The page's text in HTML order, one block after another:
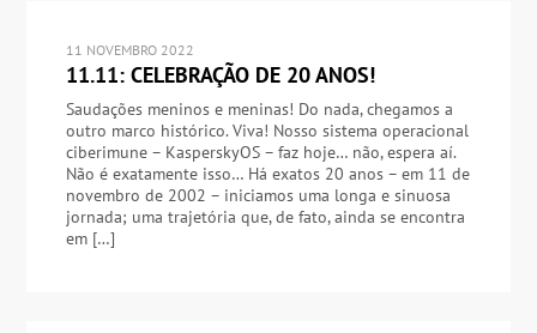
11 NOVEMBRO 2022
11.11: CELEBRAÇÃO DE 20 ANOS!
Saudações meninos e meninas! Do nada, chegamos a
outro marco histórico. Viva! Nosso sistema operacional
ciberimune – KasperskyOS – faz hoje… não, espera aí.
Não é exatamente isso… Há exatos 20 anos – em 11 de
novembro de 2002 – iniciamos uma longa e sinuosa
jornada; uma trajetória que, de fato, ainda se encontra
em […]